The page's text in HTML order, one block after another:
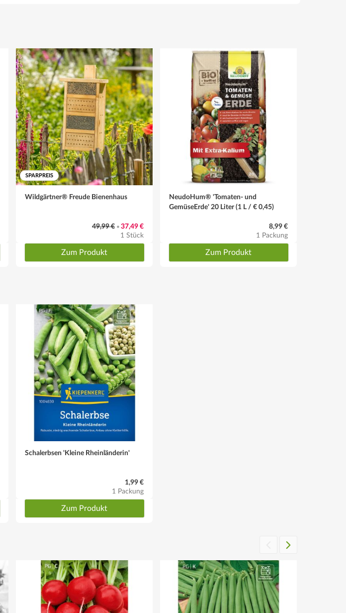
SPARPREIS
Wildgärtner® Freude Bienenhaus
49,99 € • 37,49 €
1 Stück
Zum Produkt
NeudoHum® 'Tomaten- und
GemüseErde' 20 Liter (1 L / € 0,45)
8,99 €
1 Packung
Zum Produkt
Schalerbsen 'Kleine Rheinländerin'
1,99 €
1 Packung
Zum Produkt